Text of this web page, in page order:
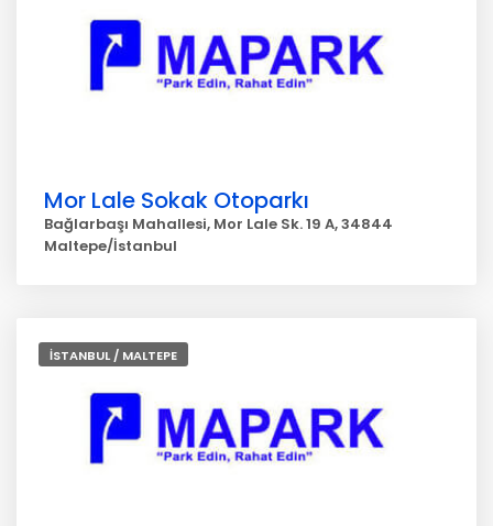
Mor Lale Sokak Otoparkı
Bağlarbaşı Mahallesi, Mor Lale Sk. 19 A, 34844
Maltepe/İstanbul
İSTANBUL / MALTEPE